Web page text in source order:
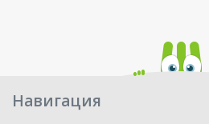
Навигация